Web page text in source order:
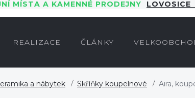
MÍSTA A KAMENNÉ PRODEJNY LOVOSICE
REALIZACE ČLÁNKY
a nábytek Skříňky koupelnové Aira,